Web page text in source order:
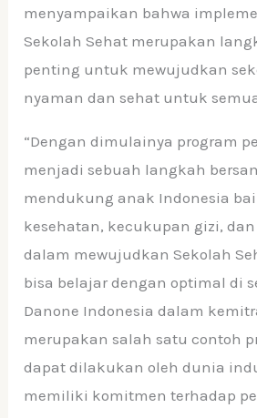
menyampaikan bahwa
Sekolah Sehat merupakan
penting untuk mewujudkan
nyaman dan sehat untuk
“Dengan dimulainya program
menjadi sebuah langkah
mendukung anak Indonesia
kesehatan, kecukupan gizi,
dalam mewujudkan Sekolah
bisa belajar dengan optimal di
Danone Indonesia dalam
merupakan salah satu contoh
dapat dilakukan oleh dunia
memiliki komitmen terhadap